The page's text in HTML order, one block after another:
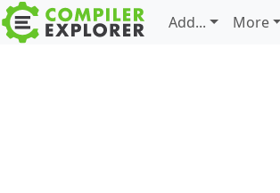
Add... More